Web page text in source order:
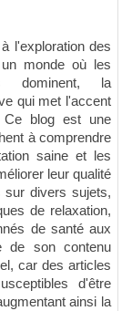
l'exploration des
monde où les
dominent, la
qui met l'accent
Ce blog est une
à comprendre
saine et les
leur qualité
sur divers sujets,
de relaxation,
de santé aux
de son contenu
car des articles
d'être
ainsi la